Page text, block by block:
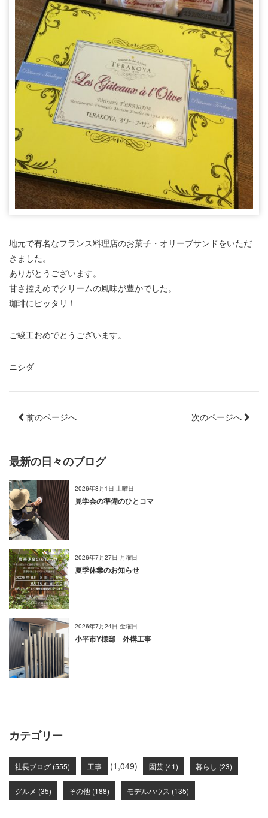
地元で有名なフランス料理店のお菓子・オリーブサンドをいただ
きました。
ありがとうございます。
甘さ控えめでクリームの風味が豊かでした。
珈琲にピッタリ！
ご竣工おめでとうございます。
ニシダ
前のページへ 次のページへ
最新の日々のブログ
2026年8月1日 土曜日
見学会の準備のひとコマ
2026年7月27日 月曜日
夏季休業のお知らせ
2026年7月24日 金曜日
小平市Y様邸 外構工事
カテゴリー
社長ブログ (555) 工事 (1,049) 園芸 (41) 暮らし (23)
グルメ (35) その他 (188) モデルハウス (135)